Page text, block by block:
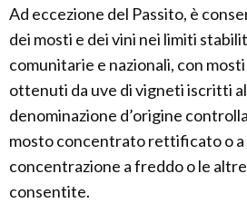
Ad eccezione del Passito, è
dei mosti e dei vini nei limiti
comunitarie e nazionali, con
ottenuti da uve di vigneti iscritti
denominazione d’origine
mosto concentrato rettificato o a
concentrazione a freddo o le
consentite.